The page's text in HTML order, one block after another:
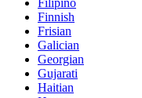
Filipino
Finnish
Frisian
Galician
Georgian
Gujarati
Haitian